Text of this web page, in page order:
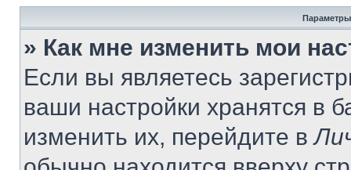
Параметры
» Как мне изменить мои
Если вы являетесь
ваши настройки хранятся в
изменить их, перейдите в